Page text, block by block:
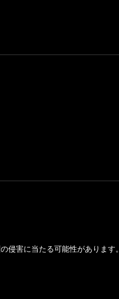
侵害に当たる可能性があります。